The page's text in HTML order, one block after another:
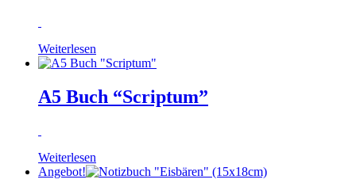
Weiterlesen
A5 Buch “Scriptum”
Weiterlesen
Angebot!